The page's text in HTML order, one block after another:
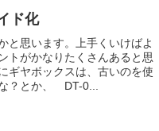
ド化
と思います。上手くいけばよ
トがかなりたくさんあると思
ギヤボックスは、古いのを使
？とか、 DT-0...